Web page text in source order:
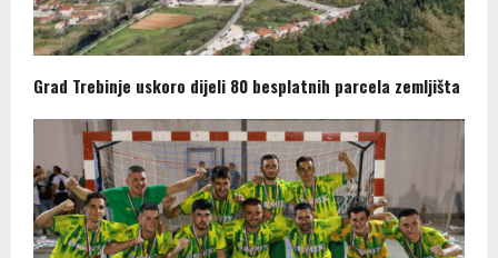
Grad Trebinje uskoro dijeli 80 besplatnih parcela zemljišta